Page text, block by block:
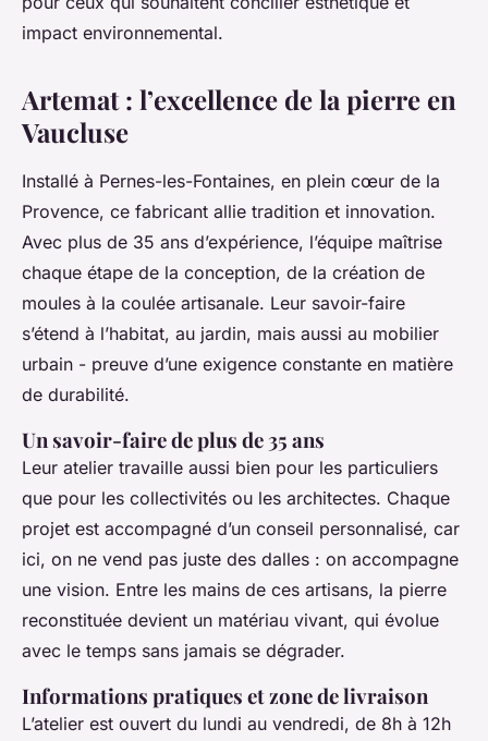
impact environnemental.
Artemat : l’excellence de la pierre en
Vaucluse
Installé à Pernes-les-Fontaines, en plein cœur de la
Provence, ce fabricant allie tradition et innovation.
Avec plus de 35 ans d’expérience, l’équipe maîtrise
chaque étape de la conception, de la création de
moules à la coulée artisanale. Leur savoir-faire
s’étend à l’habitat, au jardin, mais aussi au mobilier
urbain - preuve d’une exigence constante en matière
de durabilité.
Un savoir-faire de plus de 35 ans
Leur atelier travaille aussi bien pour les particuliers
que pour les collectivités ou les architectes. Chaque
projet est accompagné d’un conseil personnalisé, car
ici, on ne vend pas juste des dalles : on accompagne
une vision. Entre les mains de ces artisans, la pierre
reconstituée devient un matériau vivant, qui évolue
avec le temps sans jamais se dégrader.
Informations pratiques et zone de livraison
L’atelier est ouvert du lundi au vendredi, de 8h à 12h